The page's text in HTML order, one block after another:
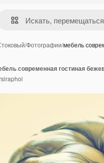
/Фотографии/мебель
современная гостиная